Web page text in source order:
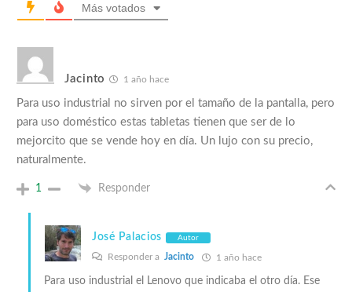
Más votados
Jacinto 1 año hace
Para uso industrial no sirven por el tamaño de la pantalla, pero
para uso doméstico estas tabletas tienen que ser de lo
mejorcito que se vende hoy en día. Un lujo con su precio,
naturalmente.
1 Responder
José Palacios Autor
Responder a Jacinto 1 año hace
Para uso industrial el Lenovo que indicaba el otro día. Ese